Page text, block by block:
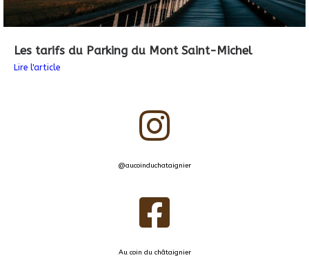
Les tarifs du Parking du Mont Saint-Michel
Lire l'article
@aucoinduchataignier
Au coin du châtaignier